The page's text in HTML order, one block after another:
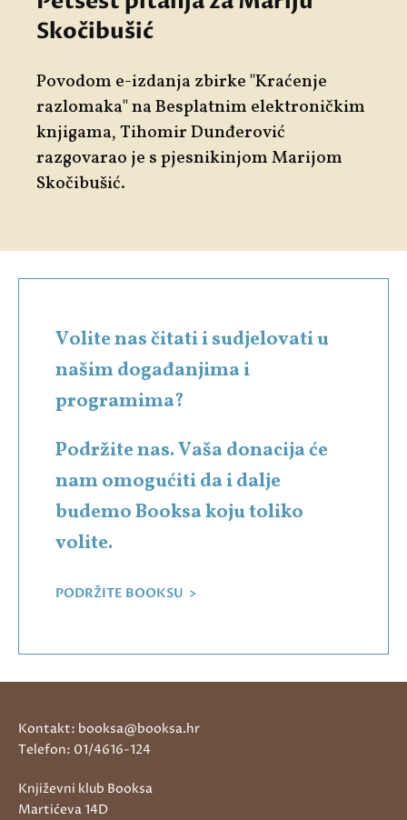
Skočibušić
Povodom e-izdanja zbirke "Kraćenje
razlomaka" na Besplatnim elektroničkim
knjigama, Tihomir Dunđerović
razgovarao je s pjesnikinjom Marijom
Skočibušić.
Volite nas čitati i sudjelovati u
našim događanjima i
programima?
Podržite nas. Vaša donacija će
nam omogućiti da i dalje
budemo Booksa koju toliko
volite.
PODRŽITE BOOKSU >
Kontakt: booksa@booksa.hr
Telefon: 01/4616-124
Književni klub Booksa
Martićeva 14D